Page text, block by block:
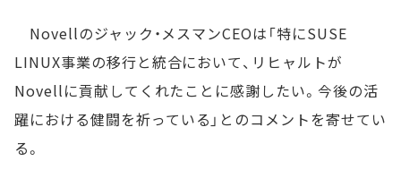
Novellのジャック・メスマンCEOは「特にSUSE
LINUX事業の移行と統合において、リヒャルトが
Novellに貢献してくれたことに感謝したい。今後の活
躍における健闘を祈っている」とのコメントを寄せてい
る。